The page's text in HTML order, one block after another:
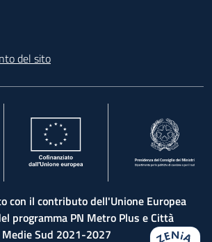
del sito
con il contributo dell'Unione Europea
programma PN Metro Plus e Città
Medie Sud 2021-2027